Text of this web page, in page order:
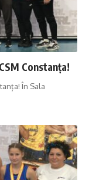
Constanța!
În Sala